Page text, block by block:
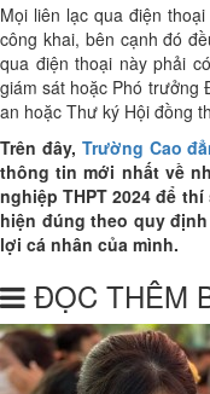
Mọi liên lạc qua điện
công khai, bên cạnh đó
qua điện thoại này phải
giám sát hoặc Phó trưởng
an hoặc Thư ký Hội đồng
Trên đây, Trường Cao
thông tin mới nhất về
nghiệp THPT 2024 để
hiện đúng theo quy
lợi cá nhân của mình.
ĐỌC THÊM